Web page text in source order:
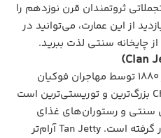
ثروتمندان قرن نوزدهم را
از این عمارت، می‌توانید در
شش اسکله چوبی روی آب که از ۱۸۸۰ توسط مهاجران فوکیان
چینی ساخته شده‌اند. Chew Jetty بزرگ‌ترین و توریستی‌ترین است
سنتی و رستوران‌های غذای
دریایی موردتوجه گردشگران قرار گرفته است. Tan Jetty آرام‌تر